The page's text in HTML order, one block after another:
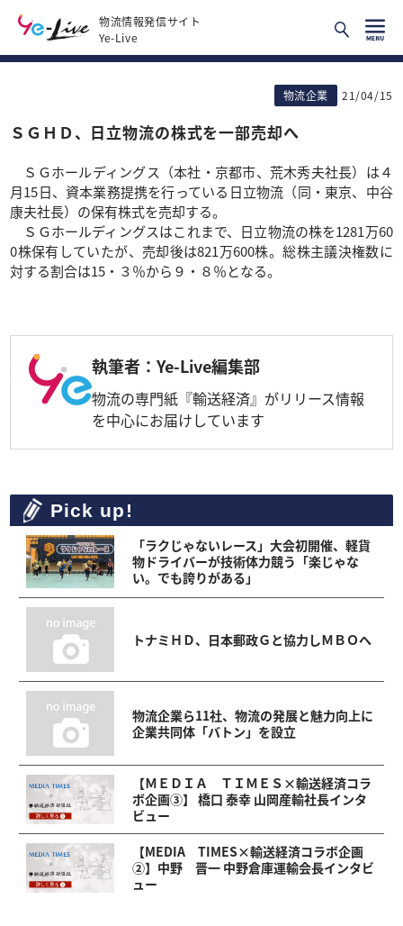
物流情報発信サイト
Ye-Live
物流企業 21/04/15
ＳＧＨＤ、日立物流の株式を一部売却へ
ＳＧホールディングス（本社・京都市、荒木秀夫社長）は４
月15日、資本業務提携を行っている日立物流（同・東京、中谷
康夫社長）の保有株式を売却する。
ＳＧホールディングスはこれまで、日立物流の株を1281万60
0株保有していたが、売却後は821万600株。総株主議決権数に
対する割合は15・３％から９・８％となる。
執筆者：Ye-Live編集部
物流の専門紙『輸送経済』がリリース情報
を中心にお届けしています
Pick up!
「ラクじゃないレース」大会初開催、軽貨
物ドライバーが技術体力競う「楽じゃな
い。でも誇りがある」
トナミＨＤ、日本郵政Ｇと協力しＭＢＯへ
物流企業ら11社、物流の発展と魅力向上に
企業共同体「バトン」を設立
【ＭＥＤＩＡ ＴＩＭＥＳ×輸送経済コラ
ボ企画③】 橋口 泰幸 山岡産輸社長インタ
ビュー
【MEDIA TIMES×輸送経済コラボ企画
②】中野 晋一 中野倉庫運輸会長インタビ
ュー